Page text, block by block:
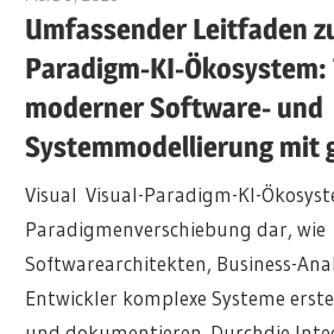
Umfassender Leitfaden
Paradigm-KI-Ökosystem:
moderner Software- und
Systemmodellierung mit
Visual Visual-Paradigm-KI-
Paradigmenverschiebung dar, wie
Softwarearchitekten, Business-
Entwickler komplexe Systeme